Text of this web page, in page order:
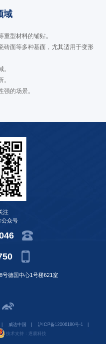
域
型材料的铺贴。
砖面等多种基面，尤其适用于变形
的场景。
注
公众号
号德国中心1号楼621室
威达中国 沪ICP备12006180号-1
技术支持： 逐鹿科技